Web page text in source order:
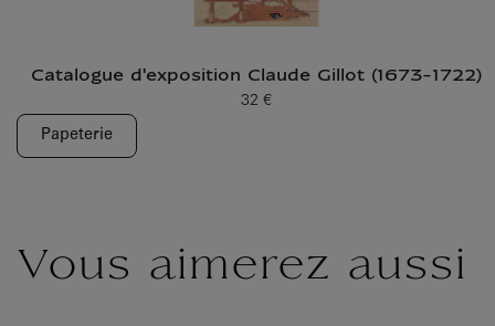
Catalogue d'exposition Claude Gillot (1673-1722)
Prix ​​actuel
32 €
Papeterie
Vous aimerez aussi